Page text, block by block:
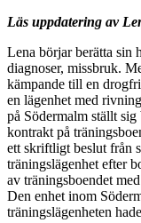
Läs uppdatering av
Lena börjar berätta sin
diagnoser, missbruk.
kämpande till en
en lägenhet med
på Södermalm ställt
kontrakt på
ett skriftligt beslut från
träningslägenhet efter
av träningsboendet
Den enhet inom
träningslägenheten